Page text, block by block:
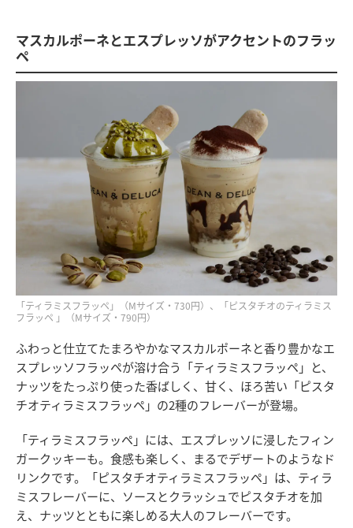
マスカルポーネとエスプレッソがアクセントのフラッ
ペ
「ティラミスフラッペ」（Mサイズ・730円）、「ピスタチオのティラミス
フラッペ 」（Mサイズ・790円）
ふわっと仕立てたまろやかなマスカルポーネと香り豊かなエ
スプレッソフラッペが溶け合う「ティラミスフラッペ」と、
ナッツをたっぷり使った香ばしく、甘く、ほろ苦い「ピスタ
チオティラミスフラッペ」の2種のフレーバーが登場。
「ティラミスフラッペ」には、エスプレッソに浸したフィン
ガークッキーも。食感も楽しく、まるでデザートのようなド
リンクです。「ピスタチオティラミスフラッペ」は、ティラ
ミスフレーバーに、ソースとクラッシュでピスタチオを加
え、ナッツとともに楽しめる大人のフレーバーです。